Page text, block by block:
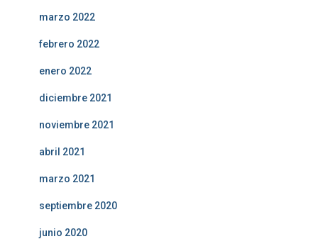
marzo 2022
febrero 2022
enero 2022
diciembre 2021
noviembre 2021
abril 2021
marzo 2021
septiembre 2020
junio 2020